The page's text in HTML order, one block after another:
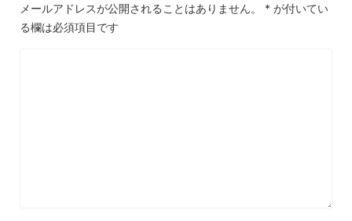
メールアドレスが公開されることはありません。 * が付いてい
る欄は必須項目です